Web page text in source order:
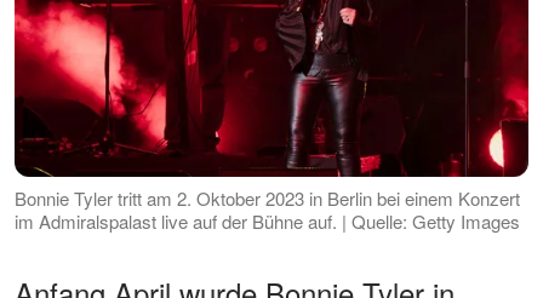
Bonnie Tyler tritt am 2. Oktober 2023 in Berlin bei einem Konzert
im Admiralspalast live auf der Bühne auf. | Quelle: Getty Images